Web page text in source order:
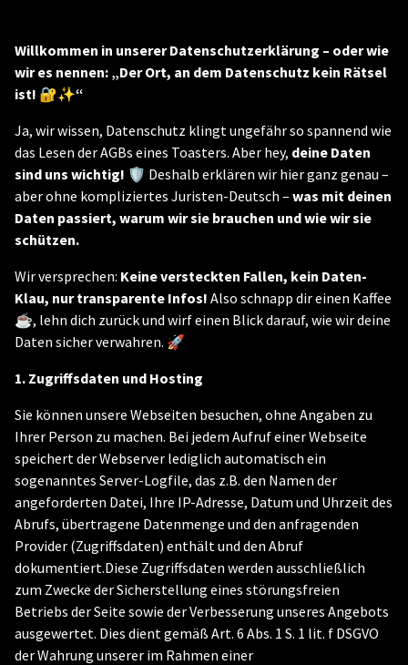
Willkommen in unserer Datenschutzerklärung – oder wie
wir es nennen: „Der Ort, an dem Datenschutz kein Rätsel
ist! 🔐✨“
Ja, wir wissen, Datenschutz klingt ungefähr so spannend wie
das Lesen der AGBs eines Toasters. Aber hey, deine Daten
sind uns wichtig! 🛡️ Deshalb erklären wir hier ganz genau –
aber ohne kompliziertes Juristen-Deutsch – was mit deinen
Daten passiert, warum wir sie brauchen und wie wir sie
schützen.
Wir versprechen: Keine versteckten Fallen, kein Daten-
Klau, nur transparente Infos! Also schnapp dir einen Kaffee
☕, lehn dich zurück und wirf einen Blick darauf, wie wir deine
Daten sicher verwahren. 🚀
1. Zugriffsdaten und Hosting
Sie können unsere Webseiten besuchen, ohne Angaben zu
Ihrer Person zu machen. Bei jedem Aufruf einer Webseite
speichert der Webserver lediglich automatisch ein
sogenanntes Server-Logfile, das z.B. den Namen der
angeforderten Datei, Ihre IP-Adresse, Datum und Uhrzeit des
Abrufs, übertragene Datenmenge und den anfragenden
Provider (Zugriffsdaten) enthält und den Abruf
dokumentiert.Diese Zugriffsdaten werden ausschließlich
zum Zwecke der Sicherstellung eines störungsfreien
Betriebs der Seite sowie der Verbesserung unseres Angebots
ausgewertet. Dies dient gemäß Art. 6 Abs. 1 S. 1 lit. f DSGVO
der Wahrung unserer im Rahmen einer